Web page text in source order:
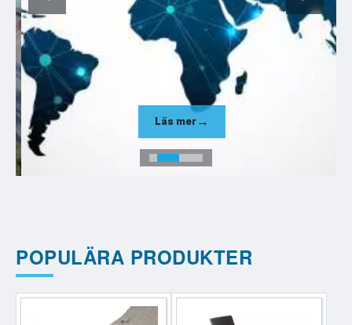
Läs mer
POPULÄRA PRODUKTER